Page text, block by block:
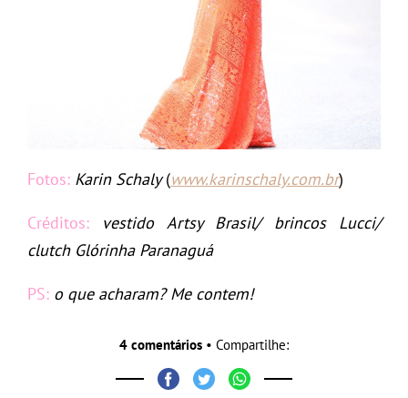
Fotos: Karin Schaly(www.karinschaly.com.br)
Créditos:
vestido Artsy Brasil/ brincos Lucci/
clutch Glórinha Paranaguá
PS: o que acharam? Me contem!
4 comentários • Compartilhe: